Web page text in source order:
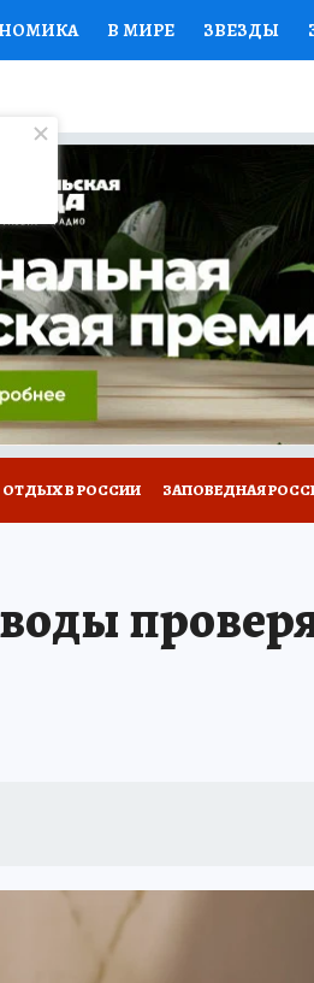
В МИРЕ ЗВЕЗДЫ
НАЦИОНАЛЬНЫЕ ПРОЕКТЫ
СЕМЬЯ ЖЕНСКИЕ
СПЕЦПРОЕКТЫ ДЕФИЦИТ
РАБОТА У НАС ГИД
ОТДЫХ В РОССИИ ЗАПОВЕДНАЯ